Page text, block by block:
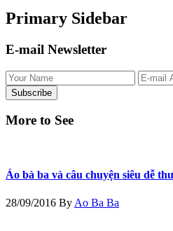
Primary Sidebar
E-mail Newsletter
More to See
Áo bà ba và câu chuyện siêu dễ
28/09/2016 By Ao Ba Ba